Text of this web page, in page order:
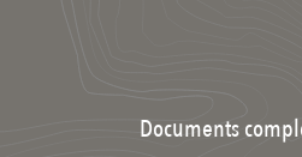
Documents